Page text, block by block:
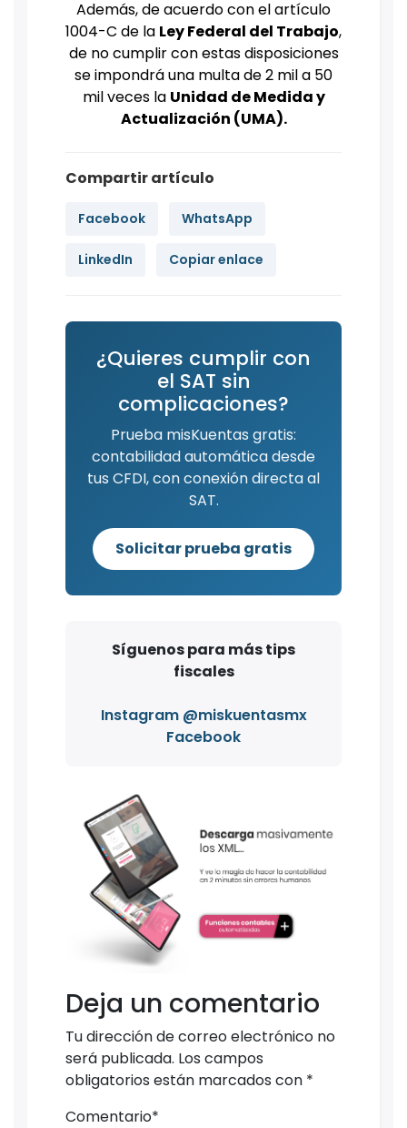
Además, de acuerdo con el artículo
1004-C de la Ley Federal del Trabajo,
de no cumplir con estas disposiciones
se impondrá una multa de 2 mil a 50
mil veces la Unidad de Medida y
Actualización (UMA).
Compartir artículo
Facebook WhatsApp
LinkedIn Copiar enlace
¿Quieres cumplir con
el SAT sin
complicaciones?
Prueba misKuentas gratis:
contabilidad automática desde
tus CFDI, con conexión directa al
SAT.
Solicitar prueba gratis
Síguenos para más tips
fiscales
Instagram @miskuentasmx
Facebook
Deja un comentario
Tu dirección de correo electrónico no
será publicada. Los campos
obligatorios están marcados con *
Comentario*